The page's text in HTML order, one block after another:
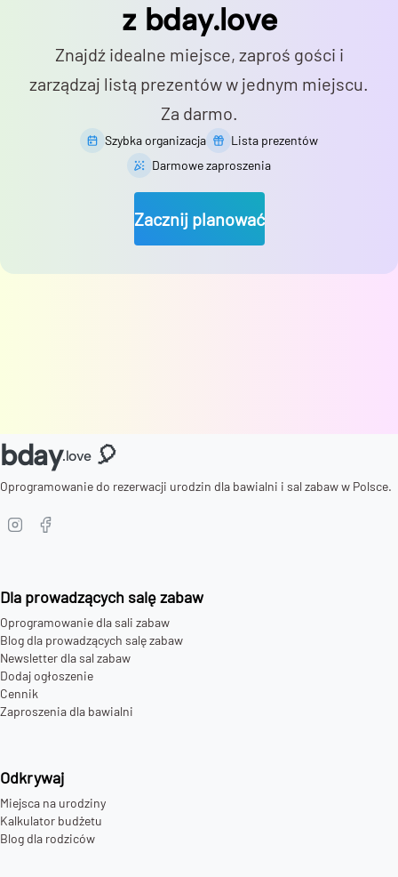
z bday.love
Znajdź idealne miejsce, zaproś gości i
zarządzaj listą prezentów w jednym miejscu.
Za darmo.
Szybka organizacja
Lista prezentów
Darmowe zaproszenia
Zacznij planować
bday.love 🎈
Oprogramowanie do rezerwacji urodzin dla bawialni i sal zabaw w Polsce.
Dla prowadzących salę zabaw
Oprogramowanie dla sali zabaw
Blog dla prowadzących salę zabaw
Newsletter dla sal zabaw
Dodaj ogłoszenie
Cennik
Zaproszenia dla bawialni
Odkrywaj
Miejsca na urodziny
Kalkulator budżetu
Blog dla rodziców